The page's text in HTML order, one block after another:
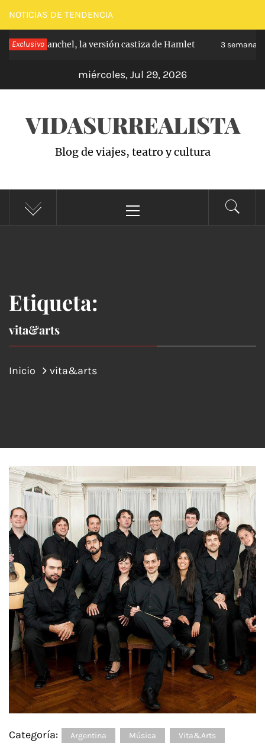
Saltar
al
contenido
NOTICIAS DE TENDENCIA
Exclusivo
de Carabanchel, la versión castiza de Hamlet 3 semanas
miércoles, Jul 29, 2026
VIDASURREALISTA
Blog de viajes, teatro y cultura
principal
Etiqueta:
vita&arts
Inicio vita&arts
Categoría: Argentina Música Vita&Arts